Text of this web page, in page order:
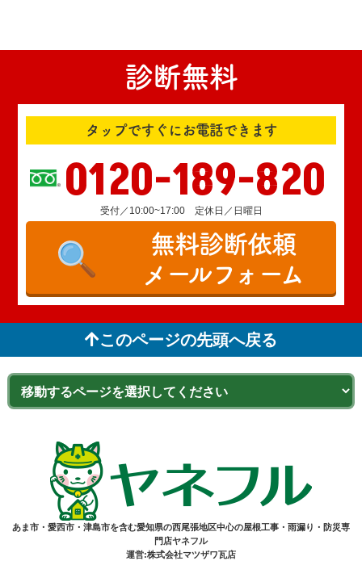
診断無料
タップですぐにお電話できます
0120-189-820
受付／10:00~17:00 定休日／日曜日
無料診断依頼
メールフォーム
このページの先頭へ戻る
あま市・愛西市・津島市を含む愛知県の西尾張地区中心の屋根工事・雨漏り・防災専
門店ヤネフル
運営:株式会社マツザワ瓦店